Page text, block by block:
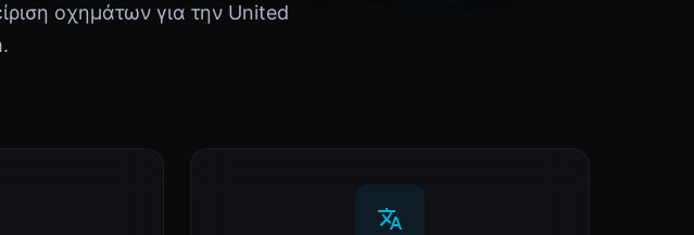
οχημάτων για την United